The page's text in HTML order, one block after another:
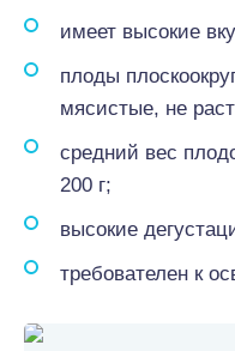
имеет высокие
плоды
мясистые, не
средний вес
200 г;
высокие
требователен к